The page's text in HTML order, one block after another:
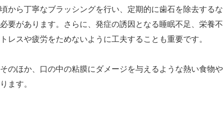
頃から丁寧なブラッシングを行い、定期的に歯石を除去する
必要があります。さらに、発症の誘因となる睡眠不足、栄養
トレスや疲労をためないように工夫することも重要です。
そのほか、口の中の粘膜にダメージを与えるような熱い食物
ります。